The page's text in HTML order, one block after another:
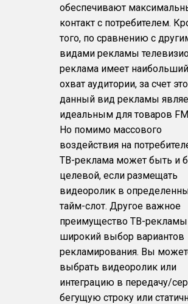
обеспечивают
контакт с потребителем.
того, по сравнению с
видами рекламы
реклама имеет наибольший
охват аудитории, за счет
данный вид рекламы
идеальным для товаров
Но помимо массового
воздействия на
ТВ-реклама может быть и
целевой, если размещать
видеоролик в
тайм-слот. Другое важное
преимущество ТВ-
широкий выбор вариантов
рекламирования. Вы
выбрать видеоролик или
интеграцию в передачу/
бегущую строку или